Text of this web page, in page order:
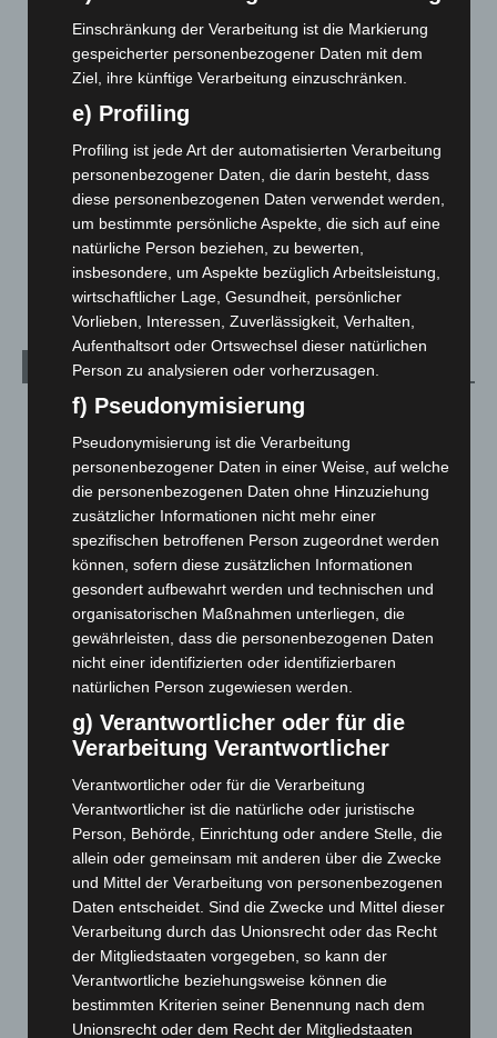
Blaulicht
2.798
Corona-News
Hannover und Region
Langenhagen und Ortsteile
Leserbriefe
Menschen
Über uns
Veranstaltungen
1.269
Archiv
August 2026(10)
Juli 2026(73)
Juni 2026
Mai 2026(99)
April 2026(99)
März 2026(115)
Februar 2026(109)
Januar 2026(122)
Dezember 2025 (103)
November 2025(114)
Oktober 2025(112)
September 2025(93)
August 2025(90)
Juli 2025(90)
Juni 2025 (103)
Mai 2025(112)
April 2025(88)
März 2025(111)
Februar 2025(96)
Einschränkung der Verarbeitung ist die Markierung
gespeicherter personenbezogener Daten mit dem
Ziel, ihre künftige Verarbeitung einzuschränken.
e) Profiling
Profiling ist jede Art der automatisierten Verarbeitung
personenbezogener Daten, die darin besteht, dass
diese personenbezogenen Daten verwendet werden,
um bestimmte persönliche Aspekte, die sich auf eine
natürliche Person beziehen, zu bewerten,
insbesondere, um Aspekte bezüglich Arbeitsleistung,
wirtschaftlicher Lage, Gesundheit, persönlicher
Vorlieben, Interessen, Zuverlässigkeit, Verhalten,
Aufenthaltsort oder Ortswechsel dieser natürlichen
Person zu analysieren oder vorherzusagen.
f) Pseudonymisierung
Pseudonymisierung ist die Verarbeitung
personenbezogener Daten in einer Weise, auf welche
die personenbezogenen Daten ohne Hinzuziehung
zusätzlicher Informationen nicht mehr einer
spezifischen betroffenen Person zugeordnet werden
können, sofern diese zusätzlichen Informationen
gesondert aufbewahrt werden und technischen und
organisatorischen Maßnahmen unterliegen, die
gewährleisten, dass die personenbezogenen Daten
nicht einer identifizierten oder identifizierbaren
natürlichen Person zugewiesen werden.
g) Verantwortlicher oder für die
Verarbeitung Verantwortlicher
Verantwortlicher oder für die Verarbeitung
Verantwortlicher ist die natürliche oder juristische
Person, Behörde, Einrichtung oder andere Stelle, die
allein oder gemeinsam mit anderen über die Zwecke
und Mittel der Verarbeitung von personenbezogenen
Daten entscheidet. Sind die Zwecke und Mittel dieser
Verarbeitung durch das Unionsrecht oder das Recht
der Mitgliedstaaten vorgegeben, so kann der
Verantwortliche beziehungsweise können die
bestimmten Kriterien seiner Benennung nach dem
Unionsrecht oder dem Recht der Mitgliedstaaten